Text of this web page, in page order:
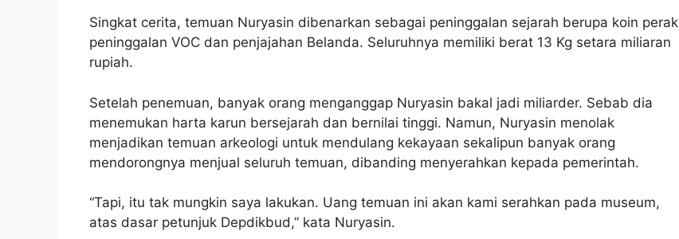
Singkat cerita, temuan Nuryasin dibenarkan sebagai peninggalan sejarah berupa koin perak
peninggalan VOC dan penjajahan Belanda. Seluruhnya memiliki berat 13 Kg setara miliaran
rupiah.
Setelah penemuan, banyak orang menganggap Nuryasin bakal jadi miliarder. Sebab dia
menemukan harta karun bersejarah dan bernilai tinggi. Namun, Nuryasin menolak
menjadikan temuan arkeologi untuk mendulang kekayaan sekalipun banyak orang
mendorongnya menjual seluruh temuan, dibanding menyerahkan kepada pemerintah.
“Tapi, itu tak mungkin saya lakukan. Uang temuan ini akan kami serahkan pada museum,
atas dasar petunjuk Depdikbud,” kata Nuryasin.